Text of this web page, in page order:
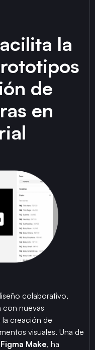
la
de
en
colaborativo,
con nuevas
creación de
visuales. Una de
Figma Make, ha